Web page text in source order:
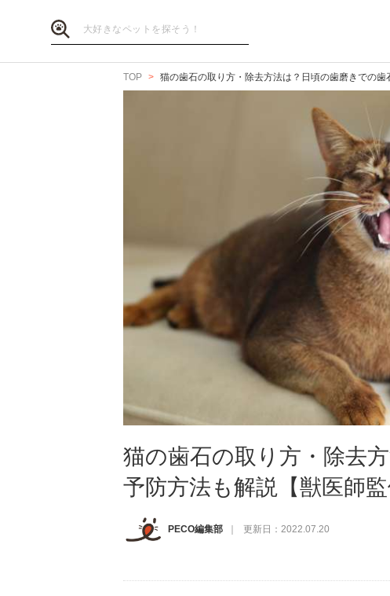
TOP 猫の歯石の取り方・除去方法は？日頃の歯磨きでの歯
猫の歯石の取り方・除去
予防方法も解説【獣医師監
PECO編集部 更新日： 2022.07.20